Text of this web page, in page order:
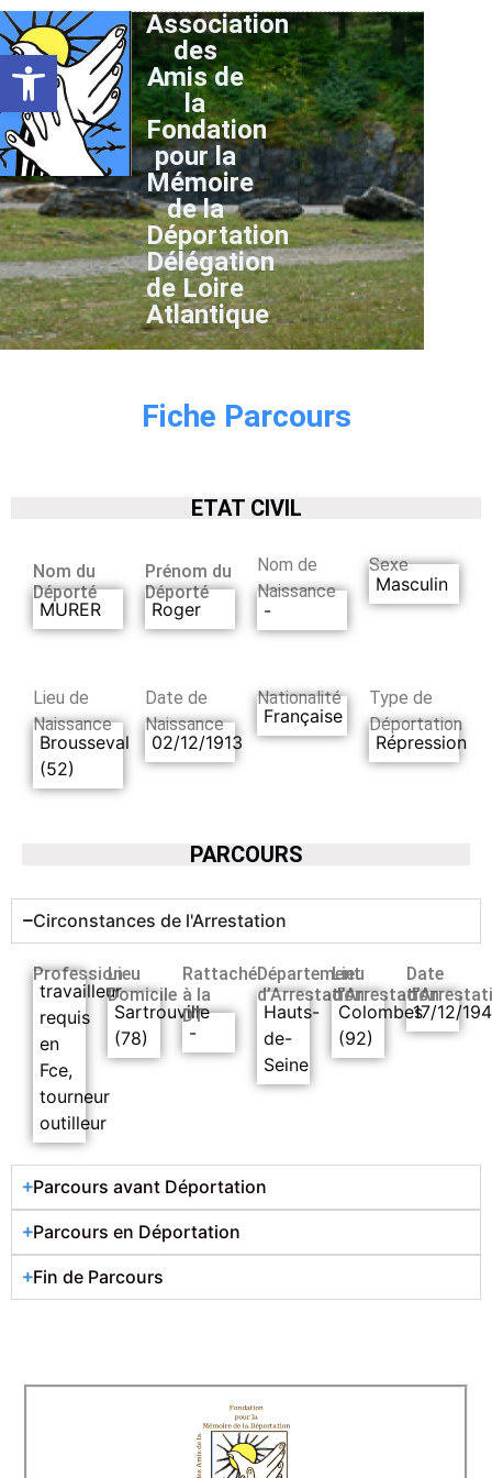
Ouvrir la barre d’outils
Association
des
Amis de
la
Fondation
pour la
Mémoire
de la
Déportation
Délégation
de Loire
Atlantique
Fiche Parcours
ETAT CIVIL
Nom du
Déporté
MURER
Prénom du
Déporté
Roger
Nom de
Naissance
-
Sexe
Masculin
Lieu de
Naissance
Brousseval
(52)
Date de
Naissance
02/12/1913
Nationalité
Française
Type de
Déportation
Répression
PARCOURS
Circonstances de l'Arrestation
Profession
travailleur
requis
en
Fce,
tourneur
outilleur
Lieu
Domicile
Sartrouville
(78)
Rattaché
à la
DT
-
Département
d’Arrestation
Hauts-
de-
Seine
Lieu
d’Arrestation
Colombes
(92)
Date
17/12/
Parcours avant Déportation
Parcours en Déportation
Fin de Parcours